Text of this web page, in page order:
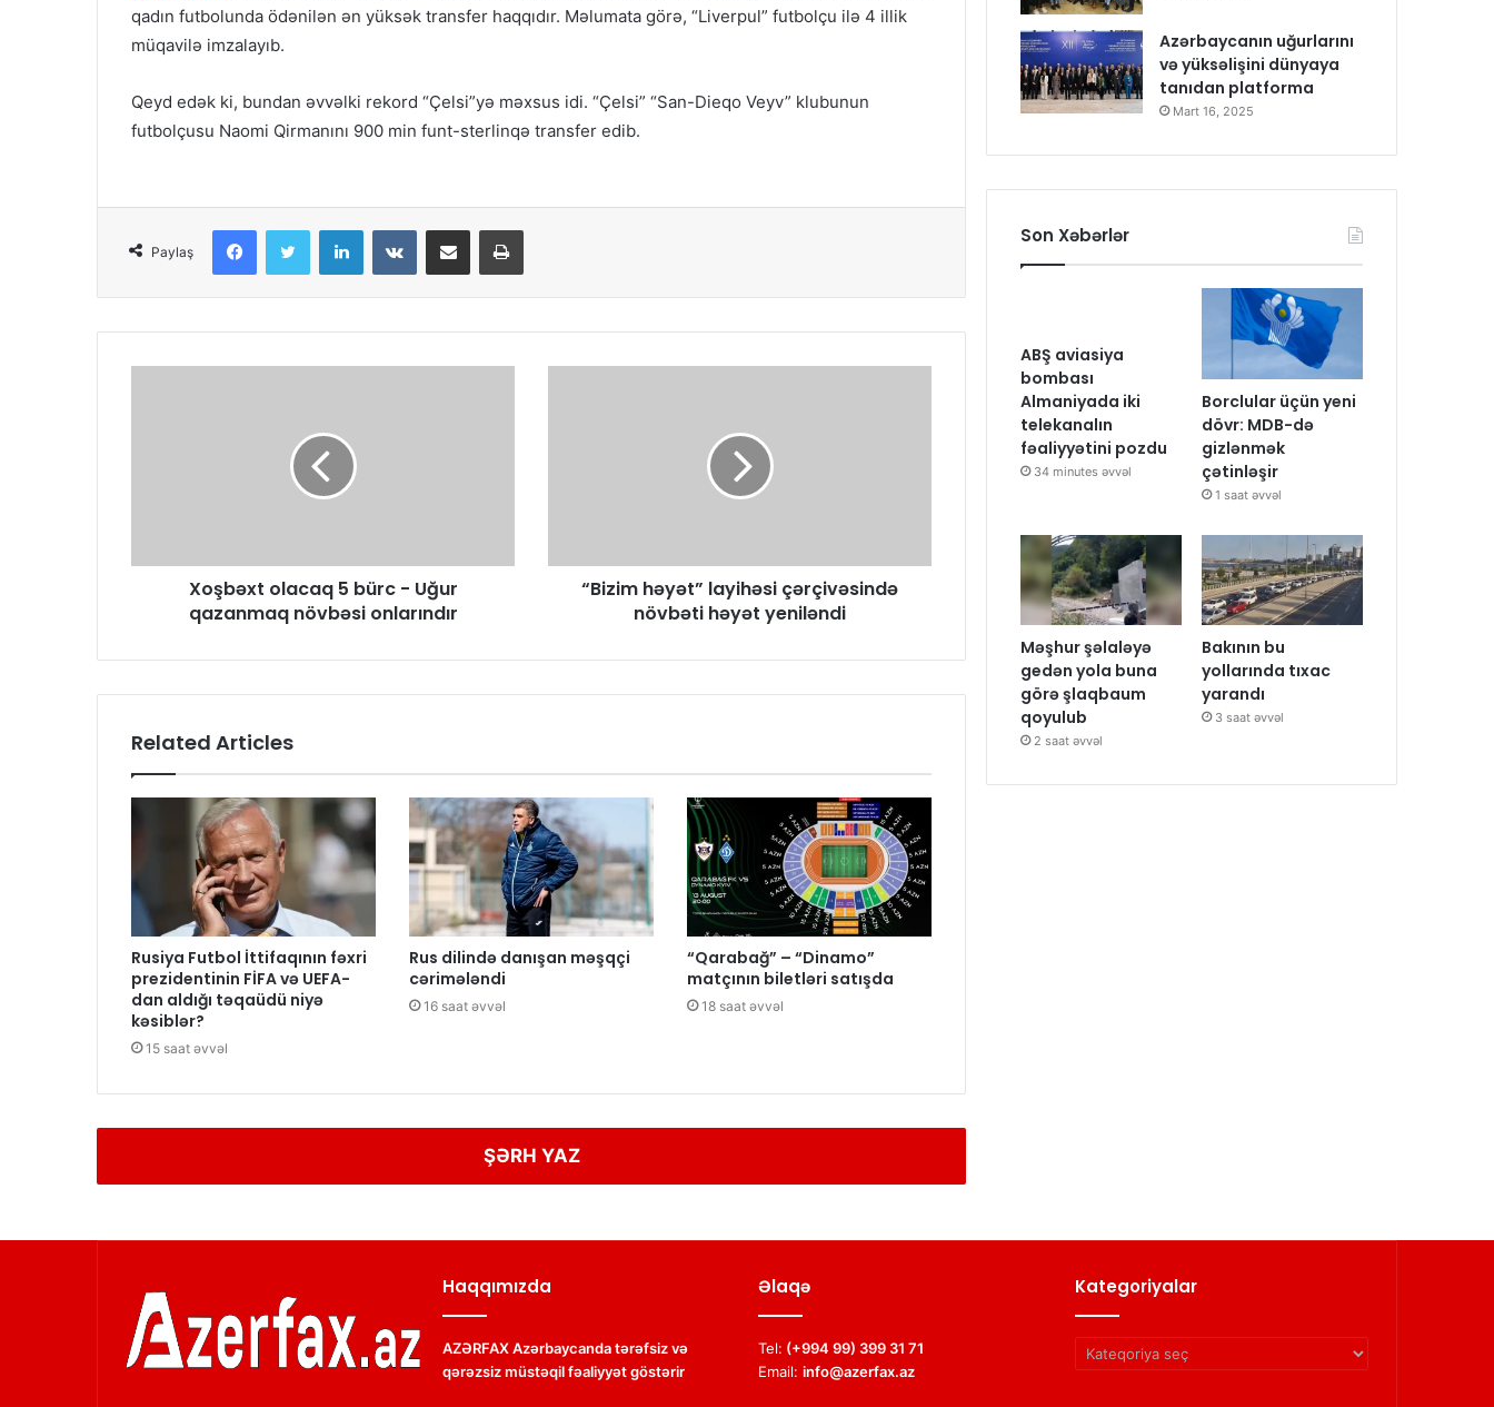
qadın futbolunda ödənilən ən yüksək transfer haqqıdır. Məlumata görə, “Liverpul” futbolçu ilə 4 illik
müqavilə imzalayıb.
Qeyd edək ki, bundan əvvəlki rekord “Çelsi”yə məxsus idi. “Çelsi” “San-Dieqo Veyv” klubunun
futbolçusu Naomi Qirmanını 900 min funt-sterlinqə transfer edib.
Paylaş
Xoşbəxt olacaq 5 bürc - Uğur
qazanmaq növbəsi onlarındır
“Bizim həyət” layihəsi çərçivəsində
növbəti həyət yeniləndi
Related Articles
Rusiya Futbol İttifaqının fəxri
prezidentinin FİFA və UEFA-
dan aldığı təqaüdü niyə
kəsiblər?
15 saat əvvəl
Rus dilində danışan məşqçi
cərimələndi
16 saat əvvəl
“Qarabağ” – “Dinamo”
matçının biletləri satışda
18 saat əvvəl
ŞƏRH YAZ
Azərbaycanın uğurlarını
və yüksəlişini dünyaya
tanıdan platforma
Mart 16, 2025
Son Xəbərlər
ABŞ aviasiya
bombası
Almaniyada iki
telekanalın
fəaliyyətini pozdu
34 minutes əvvəl
Borclular üçün yeni
dövr: MDB-də
gizlənmək
çətinləşir
1 saat əvvəl
Məşhur şəlaləyə
gedən yola buna
görə şlaqbaum
qoyulub
2 saat əvvəl
Bakının bu
yollarında tıxac
yarandı
3 saat əvvəl
Haqqımızda
AZƏRFAX Azərbaycanda tərəfsiz və
qərəzsiz müstəqil fəaliyyət göstərir
Əlaqə
Tel: (+994 99) 399 31 71
Email: info@azerfax.az
Kategoriyalar
Kategoriyalar